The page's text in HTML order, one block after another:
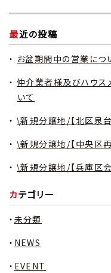
最近の投稿
お盆期間中の営業につ
仲介業者様及びハウス
いて
\新規分譲地/【北区泉台
\新規分譲地/【中央区
\新規分譲地/【兵庫区
カテゴリー
未分類
NEWS
EVENT